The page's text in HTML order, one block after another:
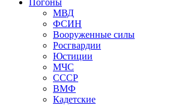
МВД
ФСИН
Вооруженные силы
Росгвардии
Юстиции
МЧС
СССР
ВМФ
Кадетские